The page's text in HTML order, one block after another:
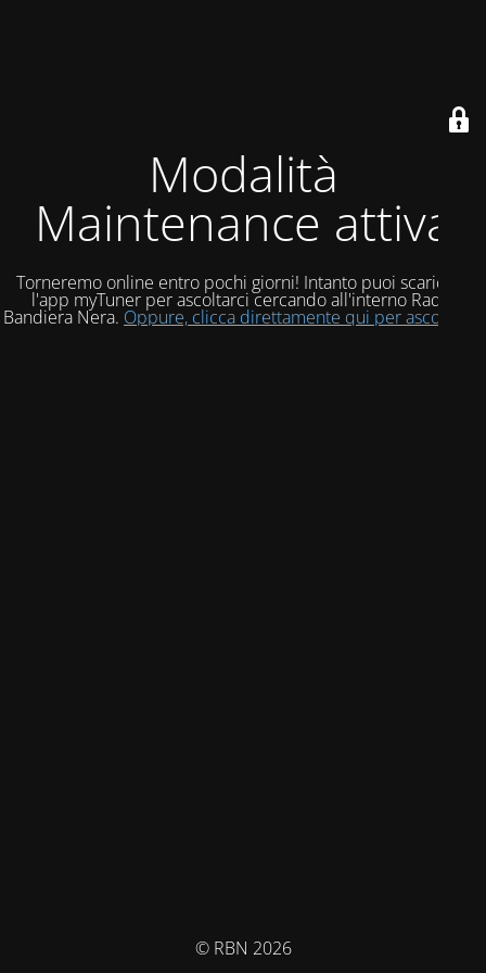
Modalità
Maintenance attiva
Torneremo online entro pochi giorni! Intanto puoi scaricare
l'app myTuner per ascoltarci cercando all'interno Radio
Bandiera Nera. Oppure, clicca direttamente qui per ascoltarci!
© RBN 2026